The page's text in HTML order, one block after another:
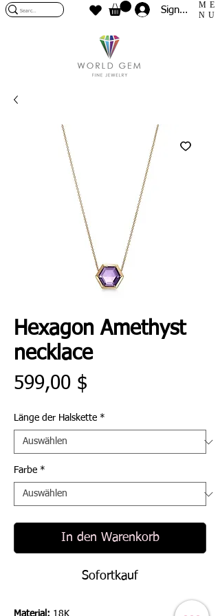
Sign In
ME
NU
Hexagon Amethyst
necklace
599,00 $
Länge der Halskette *
Farbe *
In den Warenkorb
Sofortkauf
Material: 18K